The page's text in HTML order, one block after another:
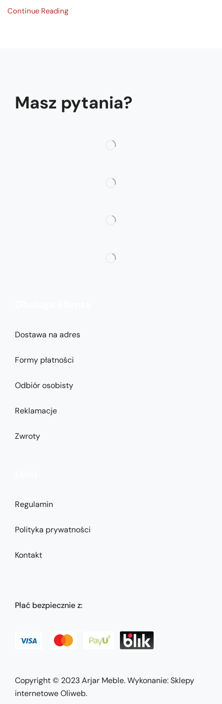
Continue Reading
Masz pytania?
Dostawa na adres
Formy płatności
Odbiór osobisty
Reklamacje
Zwroty
Regulamin
Polityka prywatności
Kontakt
Płać bezpiecznie z:
Copyright © 2023Arjar Meble. Wykonanie:Sklepy
internetowe Oliweb.